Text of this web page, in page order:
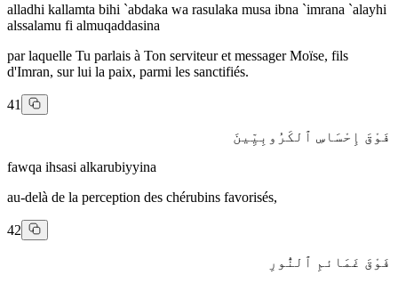
alladhi kallamta bihi `abdaka wa rasulaka musa ibna `imrana `alayhi
alssalamu fi almuqaddasina
par laquelle Tu parlais à Ton serviteur et messager Moïse, fils
d'Imran, sur lui la paix, parmi les sanctifiés.
41
فَوْقَ إِحْسَاسِ ٱلكَرُوبِيِّينَ
fawqa ihsasi alkarubiyyina
au-delà de la perception des chérubins favorisés,
42
فَوْقَ غَمَائمِ ٱلنُّورِ